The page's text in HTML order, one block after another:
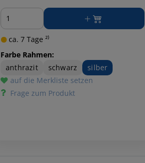
Menge
ca. 7 Tage ²⁾
Farbe Rahmen:
anthrazit
schwarz
silber
auf die Merkliste setzen
Frage zum Produkt